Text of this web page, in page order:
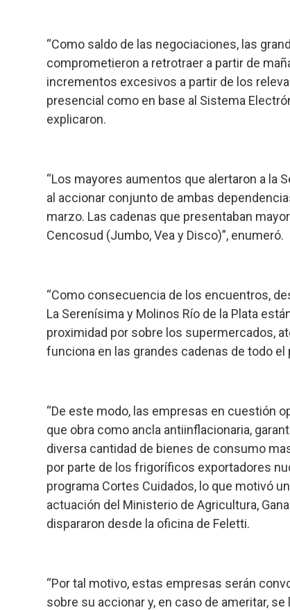
“Como saldo de las negociaciones, las
comprometieron a retrotraer a partir de
incrementos excesivos a partir de los
presencial como en base al Sistema
explicaron.
“Los mayores aumentos que alertaron a la
al accionar conjunto de ambas
marzo. Las cadenas que presentaban
Cencosud (Jumbo, Vea y Disco)”, enumeró.
“Como consecuencia de los encuentros,
La Serenísima y Molinos Río de la Plata
proximidad por sobre los supermercados,
funciona en las grandes cadenas de todo el
“De este modo, las empresas en cuestión
que obra como ancla antiinflacionaria,
diversa cantidad de bienes de consumo
por parte de los frigoríficos exportadores
programa Cortes Cuidados, lo que motivó
actuación del Ministerio de Agricultura,
dispararon desde la oficina de Feletti.
“Por tal motivo, estas empresas serán
sobre su accionar y, en caso de ameritar,